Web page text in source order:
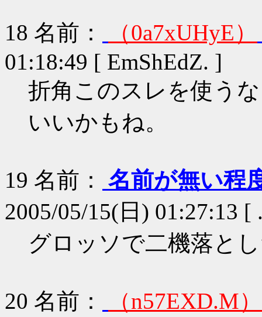
18 名前：
（0a7xUHyE）
01:18:49 [ EmShEdZ. ]
折角このスレを使う
いいかもね。
19 名前：
名前が無い程
2005/05/15(日) 01:27:13 [
グロッソで二機落と
20 名前：
（n57EXD.M）